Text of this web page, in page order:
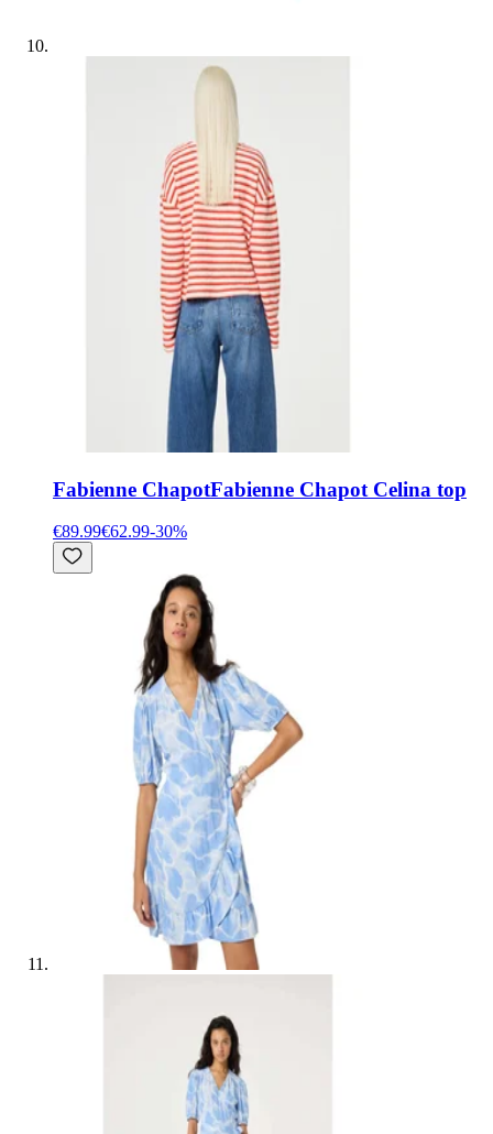
Fabienne ChapotFabienne Chapot Celina top
€89.99€62.99-30%